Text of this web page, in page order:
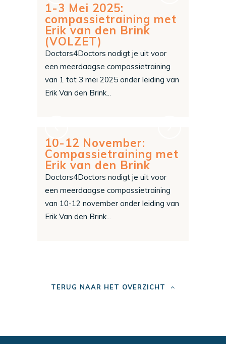
1-3 Mei 2025:
compassietraining met
Erik van den Brink
(VOLZET)
Doctors4Doctors nodigt je uit voor
een meerdaagse compassietraining
van 1 tot 3 mei 2025 onder leiding van
Erik Van den Brink...
10-12 November:
Compassietraining met
Erik van den Brink
Doctors4Doctors nodigt je uit voor
een meerdaagse compassietraining
van 10-12 november onder leiding van
Erik Van den Brink...
TERUG NAAR HET OVERZICHT